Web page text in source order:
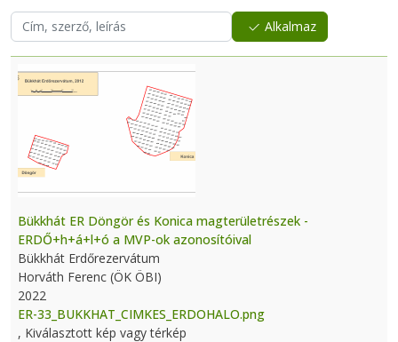
Alkalmaz
Bükkhát ER Döngör és Konica magterületrészek -
ERDŐ+h+á+l+ó a MVP-ok azonosítóival
Bükkhát Erdőrezervátum
Horváth Ferenc (ÖK ÖBI)
2022
ER-33_BUKKHAT_CIMKES_ERDOHALO.png
, Kiválasztott kép vagy térkép